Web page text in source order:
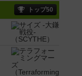
トップ50